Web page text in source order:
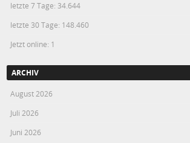
letzte 7 Tage: 34.644
letzte 30 Tage: 148.460
Jetzt online: 1
ARCHIV
August 2026
Juli 2026
Juni 2026